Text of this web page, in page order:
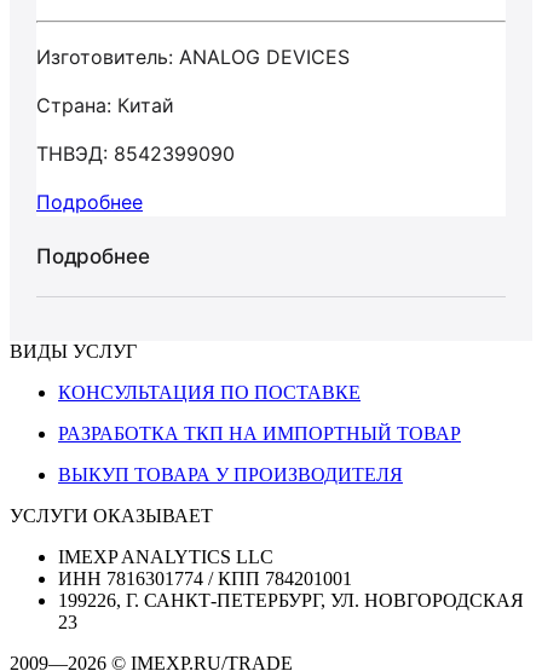
Изготовитель: ANALOG DEVICES
Страна: Китай
ТНВЭД: 8542399090
Подробнее
Подробнее
ВИДЫ УСЛУГ
КОНСУЛЬТАЦИЯ ПО ПОСТАВКЕ
РАЗРАБОТКА ТКП НА ИМПОРТНЫЙ ТОВАР
ВЫКУП ТОВАРА У ПРОИЗВОДИТЕЛЯ
УСЛУГИ ОКАЗЫВАЕТ
IMEXP ANALYTICS LLC
ИНН 7816301774 / КПП 784201001
199226, Г. САНКТ-ПЕТЕРБУРГ, УЛ. НОВГОРОДСКАЯ
23
2009—2026 © IMEXP.RU/TRADE